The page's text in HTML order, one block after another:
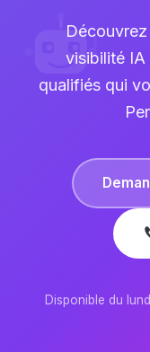
visibilité IA
qualifiés qui
Disponible du